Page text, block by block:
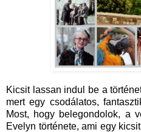
Kicsit lassan indul be a
mert egy csodálatos,
Most, hogy belegondolok, a
Evelyn története, ami egy